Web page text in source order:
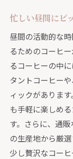
忙しい昼間にピ
昼間の活動的な
るためのコーヒ
るコーヒーの中
タントコーヒー
ィックがありま
も手軽に楽しめ
す。さらに、通
の生産地から厳
少し贅沢なコー